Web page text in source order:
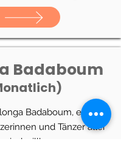
Badaboum
Badaboum, einmal
und Tänzer aller
sind willkommen.